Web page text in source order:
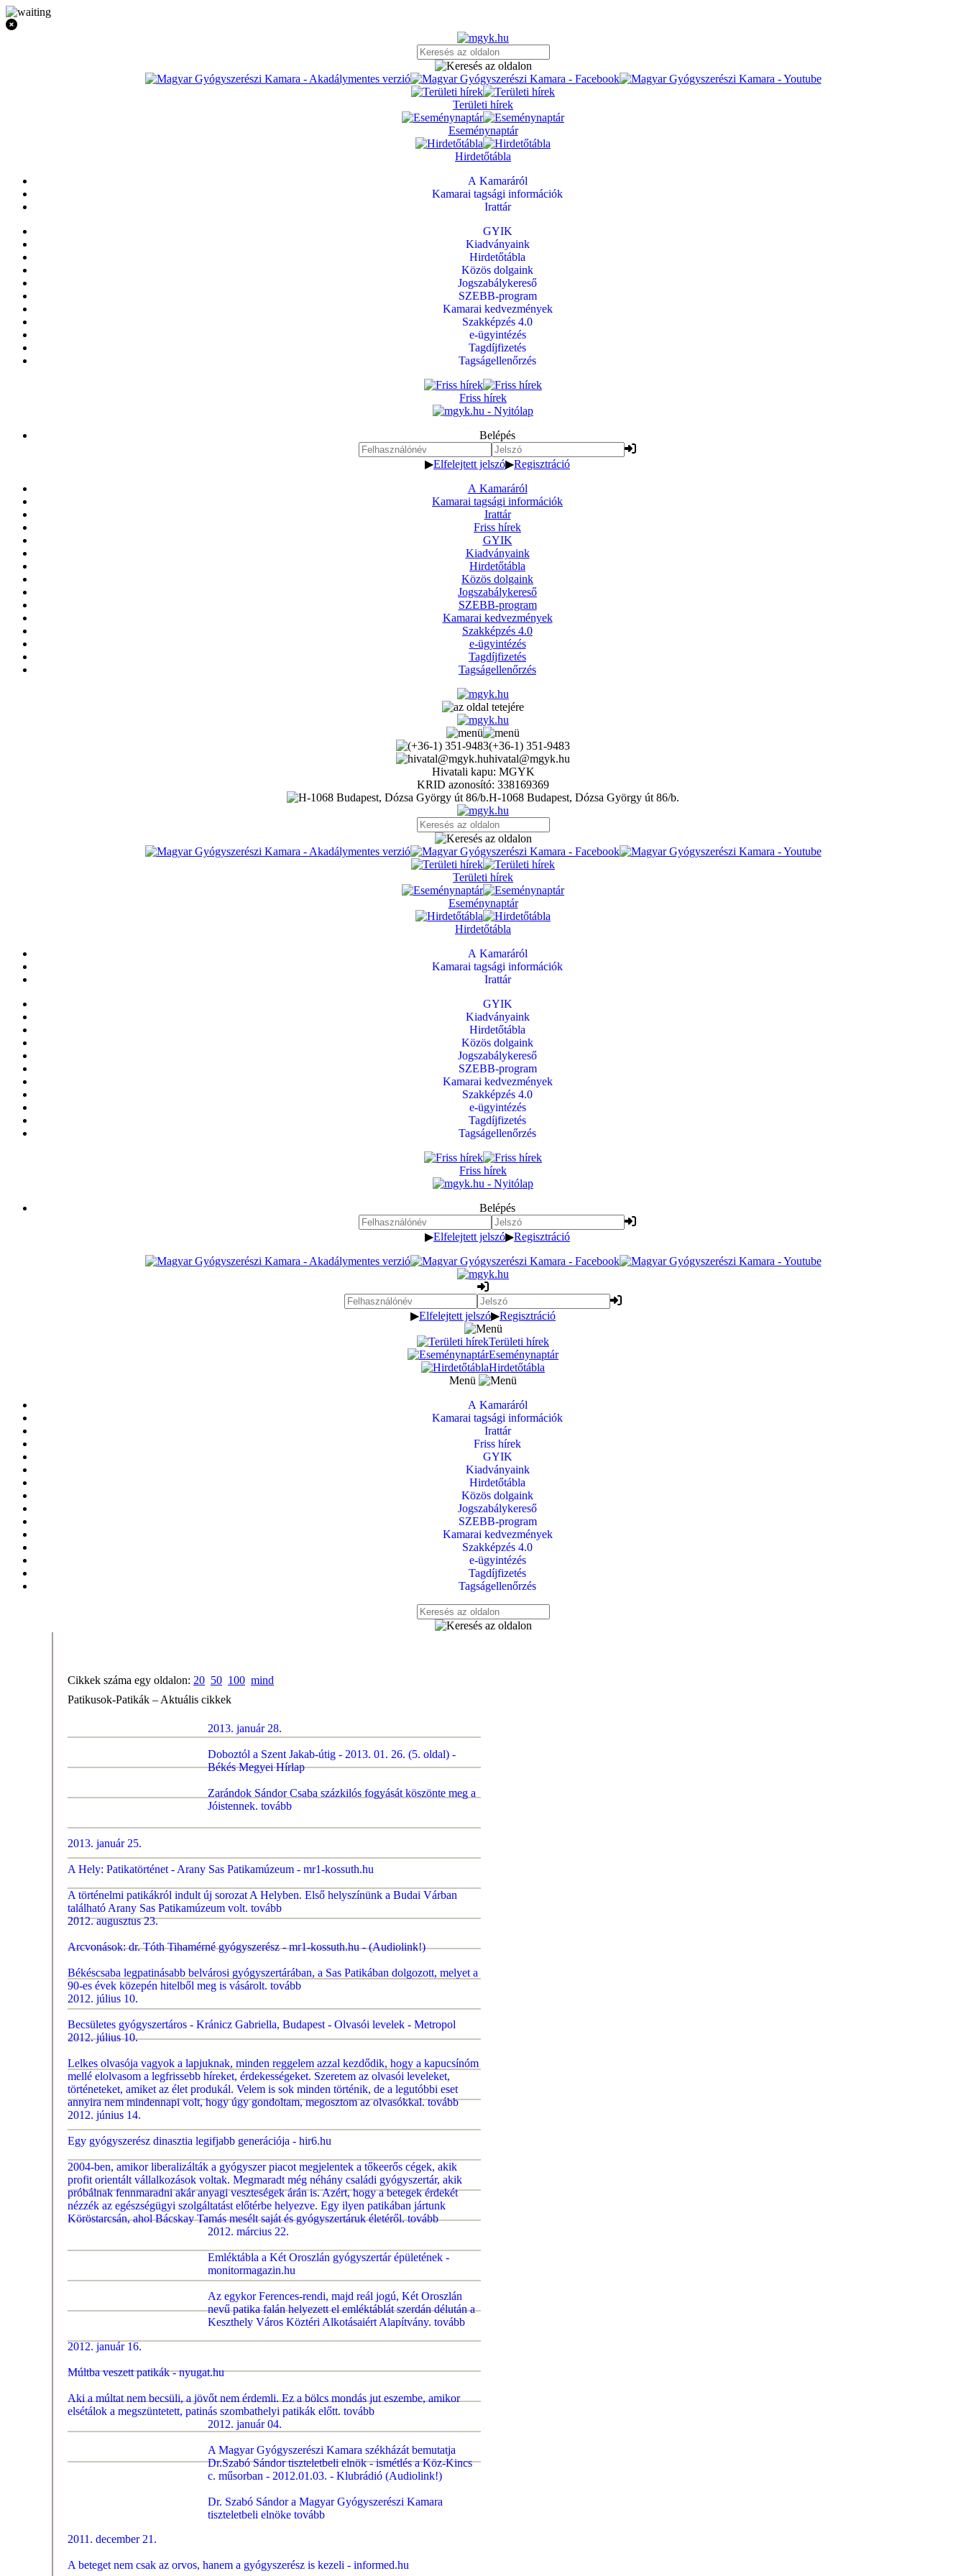
Területi hírek
Eseménynaptár
Hirdetőtábla
A Kamaráról
Kamarai tagsági információk
Irattár
GYIK
Kiadványaink
Hirdetőtábla
Közös dolgaink
Jogszabálykereső
SZEBB-program
Kamarai kedvezmények
Szakképzés 4.0
e-ügyintézés
Tagdíjfizetés
Tagságellenőrzés
Friss hírek
Belépés
▶Elfelejtett jelszó▶Regisztráció
A Kamaráról
Kamarai tagsági információk
Irattár
Friss hírek
GYIK
Kiadványaink
Hirdetőtábla
Közös dolgaink
Jogszabálykereső
SZEBB-program
Kamarai kedvezmények
Szakképzés 4.0
e-ügyintézés
Tagdíjfizetés
Tagságellenőrzés
(+36-1) 351-9483
hivatal@mgyk.hu
Hivatali kapu: MGYK
KRID azonosító: 338169369
H-1068 Budapest, Dózsa György út 86/b.
Területi hírek
Eseménynaptár
Hirdetőtábla
A Kamaráról
Kamarai tagsági információk
Irattár
GYIK
Kiadványaink
Hirdetőtábla
Közös dolgaink
Jogszabálykereső
SZEBB-program
Kamarai kedvezmények
Szakképzés 4.0
e-ügyintézés
Tagdíjfizetés
Tagságellenőrzés
Friss hírek
Belépés
▶Elfelejtett jelszó▶Regisztráció
▶Elfelejtett jelszó▶Regisztráció
Területi hírek
Eseménynaptár
Hirdetőtábla
Menü
A Kamaráról
Kamarai tagsági információk
Irattár
Friss hírek
GYIK
Kiadványaink
Hirdetőtábla
Közös dolgaink
Jogszabálykereső
SZEBB-program
Kamarai kedvezmények
Szakképzés 4.0
e-ügyintézés
Tagdíjfizetés
Tagságellenőrzés
Cikkek száma egy oldalon: 20 50 100 mind
Patikusok-Patikák – Aktuális cikkek
2013. január 28.
Doboztól a Szent Jakab-útig - 2013. 01. 26. (5. oldal) -
Békés Megyei Hírlap
Zarándok Sándor Csaba százkilós fogyását köszönte meg a
Jóistennek. tovább
2013. január 25.
A Hely: Patikatörténet - Arany Sas Patikamúzeum - mr1-kossuth.hu
A történelmi patikákról indult új sorozat A Helyben. Első helyszínünk a Budai Várban
található Arany Sas Patikamúzeum volt. tovább
2012. augusztus 23.
Arcvonások: dr. Tóth Tihamérné gyógyszerész - mr1-kossuth.hu - (Audiolink!)
Békéscsaba legpatinásabb belvárosi gyógyszertárában, a Sas Patikában dolgozott, melyet a
90-es évek közepén hitelből meg is vásárolt. tovább
2012. július 10.
Becsületes gyógyszertáros - Kránicz Gabriella, Budapest - Olvasói levelek - Metropol
2012. július 10.
Lelkes olvasója vagyok a lapjuknak, minden reggelem azzal kezdődik, hogy a kapucsínóm
mellé elolvasom a legfrissebb híreket, érdekességeket. Szeretem az olvasói leveleket,
történeteket, amiket az élet produkál. Velem is sok minden történik, de a legutóbbi eset
annyira nem mindennapi volt, hogy úgy gondoltam, megosztom az olvasókkal. tovább
2012. június 14.
Egy gyógyszerész dinasztia legifjabb generációja - hir6.hu
2004-ben, amikor liberalizálták a gyógyszer piacot megjelentek a tőkeerős cégek, akik
profit orientált vállalkozások voltak. Megmaradt még néhány családi gyógyszertár, akik
próbálnak fennmaradni akár anyagi veszteségek árán is. Azért, hogy a betegek érdekét
nézzék az egészségügyi szolgáltatást előtérbe helyezve. Egy ilyen patikában jártunk
Köröstarcsán, ahol Bácskay Tamás mesélt saját és gyógyszertáruk életéről. tovább
2012. március 22.
Emléktábla a Két Oroszlán gyógyszertár épületének -
monitormagazin.hu
Az egykor Ferences-rendi, majd reál jogú, Két Oroszlán
nevű patika falán helyezett el emléktáblát szerdán délután a
Keszthely Város Köztéri Alkotásaiért Alapítvány. tovább
2012. január 16.
Múltba veszett patikák - nyugat.hu
Aki a múltat nem becsüli, a jövőt nem érdemli. Ez a bölcs mondás jut eszembe, amikor
elsétálok a megszüntetett, patinás szombathelyi patikák előtt. tovább
2012. január 04.
A Magyar Gyógyszerészi Kamara székházát bemutatja
Dr.Szabó Sándor tiszteletbeli elnök - ismétlés a Köz-Kincs
c. műsorban - 2012.01.03. - Klubrádió (Audiolink!)
Dr. Szabó Sándor a Magyar Gyógyszerészi Kamara
tiszteletbeli elnöke tovább
2011. december 21.
A beteget nem csak az orvos, hanem a gyógyszerész is kezeli - informed.hu